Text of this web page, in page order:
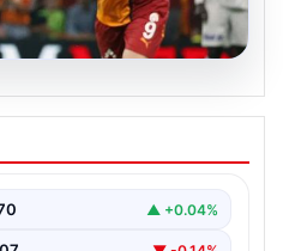
tepkisi! Yönetimin o
▲ +0.04%